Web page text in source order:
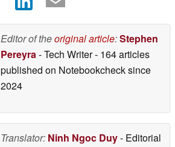
Editor of theoriginal article:Stephen
Pereyra- Tech Writer- 164 articles
published on Notebookchecksince
2024
Translator: Ninh Ngoc Duy- Editorial